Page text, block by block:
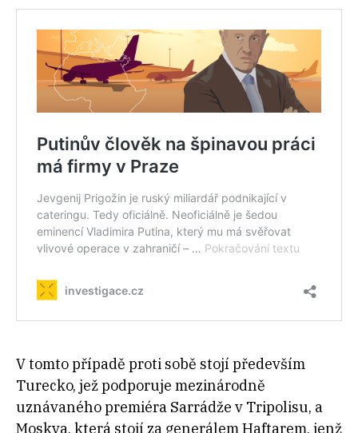
V tomto případě proti sobě stojí především
Turecko, jež podporuje mezinárodně
uznávaného premiéra Sarrádže v Tripolisu, a
Moskva, která stojí za generálem Haftarem, jenž